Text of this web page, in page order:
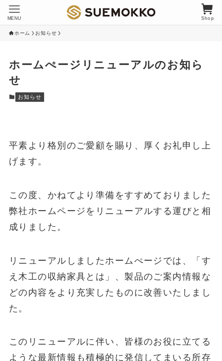
Shop
MENU
ホーム お知らせ
ホームぺージリニューアルのお知ら
せ
お知らせ
平素より格別のご愛顧を賜り、厚くお礼申し上
げます。
この度、かねてより準備をすすめておりました
弊社ホームページをリニューアルする運びと相
成りました。
リニューアルしましたホームぺージでは、「す
え木工の収納家具とは」、製品のご案内情報な
どの内容をより充実したものに改善いたしまし
た。
このリニューアルに伴い、皆様のお役に立てる
ような最新情報も積極的に発信してまいる所存